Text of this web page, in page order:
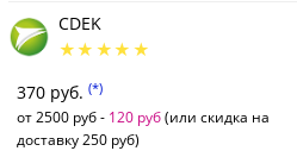
CDEK
370 руб. (*)
от 2500 руб - 120 руб(или скидка на
доставку 250 руб)